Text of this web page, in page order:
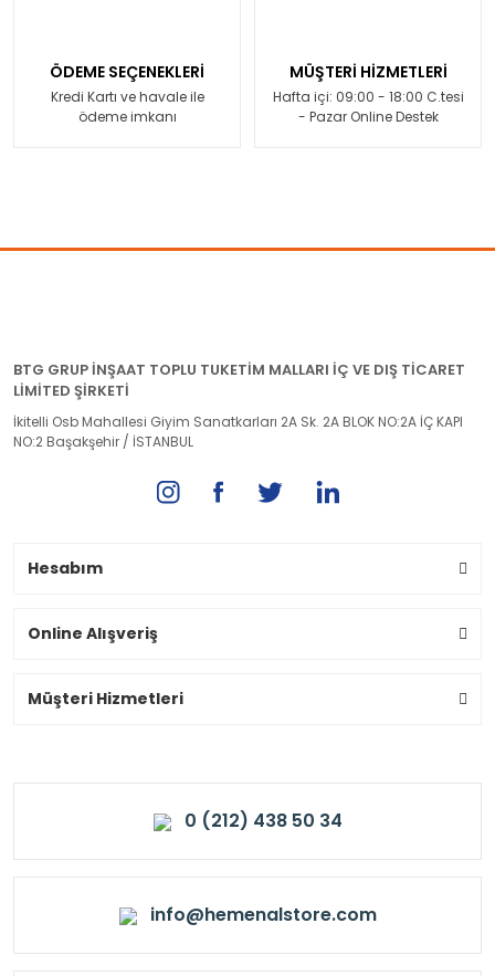
ÖDEME SEÇENEKLERİ
Kredi Kartı ve havale ile
ödeme imkanı
MÜŞTERİ HİZMETLERİ
Hafta içi: 09:00 - 18:00 C.tesi
- Pazar Online Destek
BTG GRUP İNŞAAT TOPLU TUKETİM MALLARI İÇ VE DIŞ TİCARET
LİMİTED ŞİRKETİ
İkitelli Osb Mahallesi Giyim Sanatkarları 2A Sk. 2A BLOK NO:2A İÇ KAPI
NO:2 Başakşehir / İSTANBUL
Hesabım
Online Alışveriş
Müşteri Hizmetleri
0 (212) 438 50 34
info@hemenalstore.com